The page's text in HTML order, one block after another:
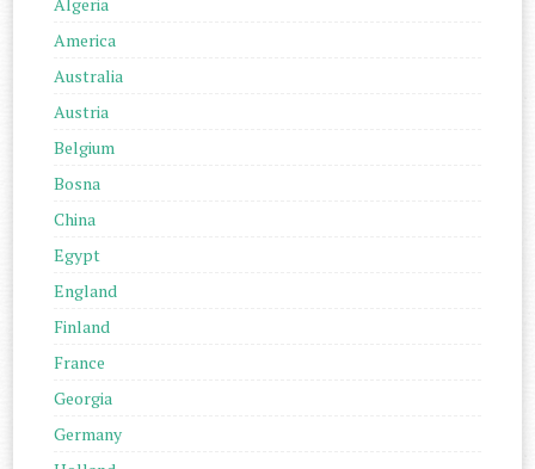
Algeria
America
Australia
Austria
Belgium
Bosna
China
Egypt
England
Finland
France
Georgia
Germany